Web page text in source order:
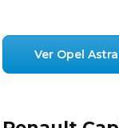
Ver Opel